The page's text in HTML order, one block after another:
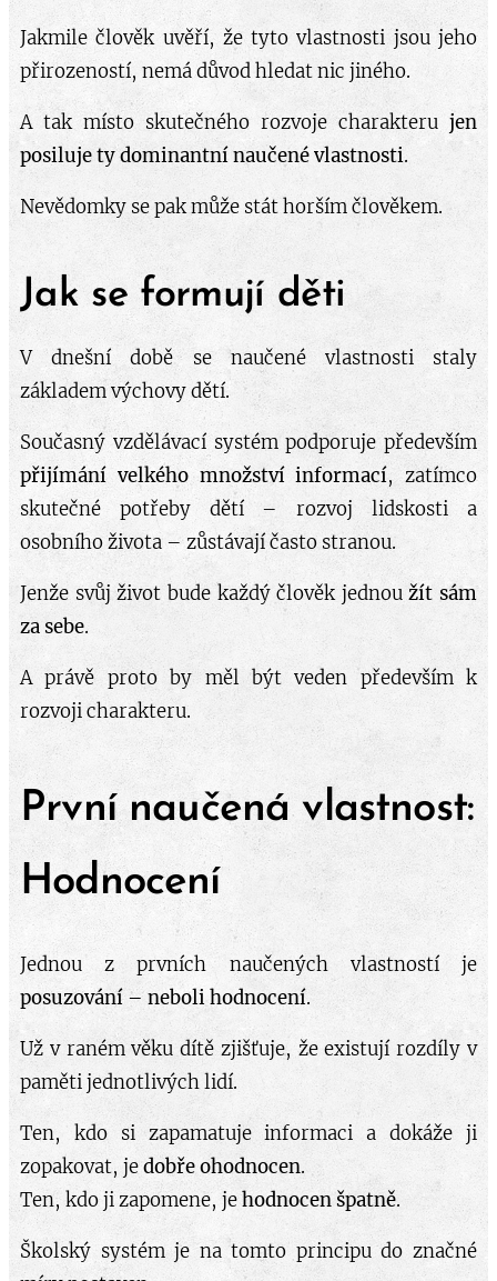
Jakmile člověk uvěří, že tyto vlastnosti jsou jeho
přirozeností, nemá důvod hledat nic jiného.
A tak místo skutečného rozvoje charakteru jen
posiluje ty dominantní naučené vlastnosti.
Nevědomky se pak může stát horším člověkem.
Jak se formují děti
V dnešní době se naučené vlastnosti staly
základem výchovy dětí.
Současný vzdělávací systém podporuje především
přijímání velkého množství informací, zatímco
skutečné potřeby dětí – rozvoj lidskosti a
osobního života – zůstávají často stranou.
Jenže svůj život bude každý člověk jednoužít sám
za sebe.
A právě proto by měl být veden především k
rozvoji charakteru.
První naučená vlastnost:
Hodnocení
Jednou z prvních naučených vlastností je
posuzování – neboli hodnocení.
Už v raném věku dítě zjišťuje, že existují rozdíly v
paměti jednotlivých lidí.
Ten, kdo si zapamatuje informaci a dokáže ji
zopakovat, jedobře ohodnocen.
Ten, kdo ji zapomene, jehodnocen špatně.
Školský systém je na tomto principu do značné